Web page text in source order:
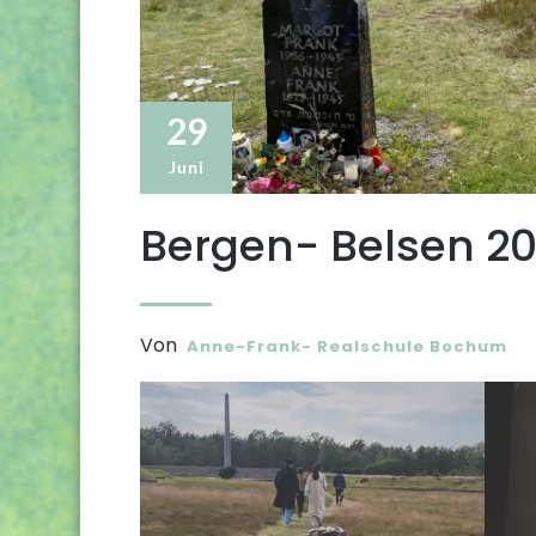
29
Juni
Bergen- Belsen
Von Anne-Frank- Realschule Bochum